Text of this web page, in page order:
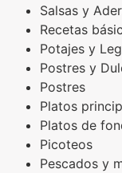
Salsas y
Recetas
Potajes y
Postres y
Postres
Platos
Platos de
Picoteos
Pescados y